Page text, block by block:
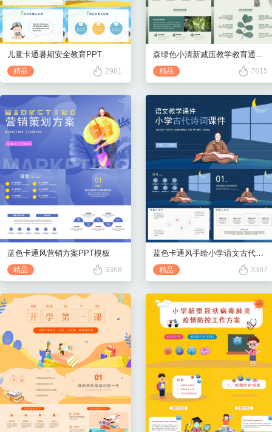
儿童卡通暑期安全教育PPT
精品 2981
森绿色小清新减压教学教育通用模板
精品 7615
蓝色卡通风营销方案PPT模板
精品 3368
蓝色卡通风手绘小学语文古代诗词课件PPT模板
精品 3397